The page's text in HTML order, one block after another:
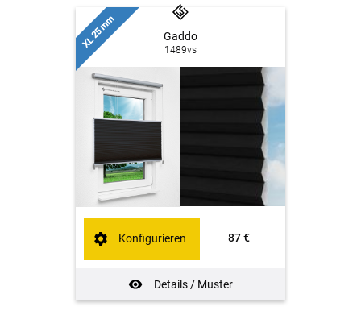
Gaddo
1489vs
87 €
Details / Muster
Konfigurieren
XL 25 mm